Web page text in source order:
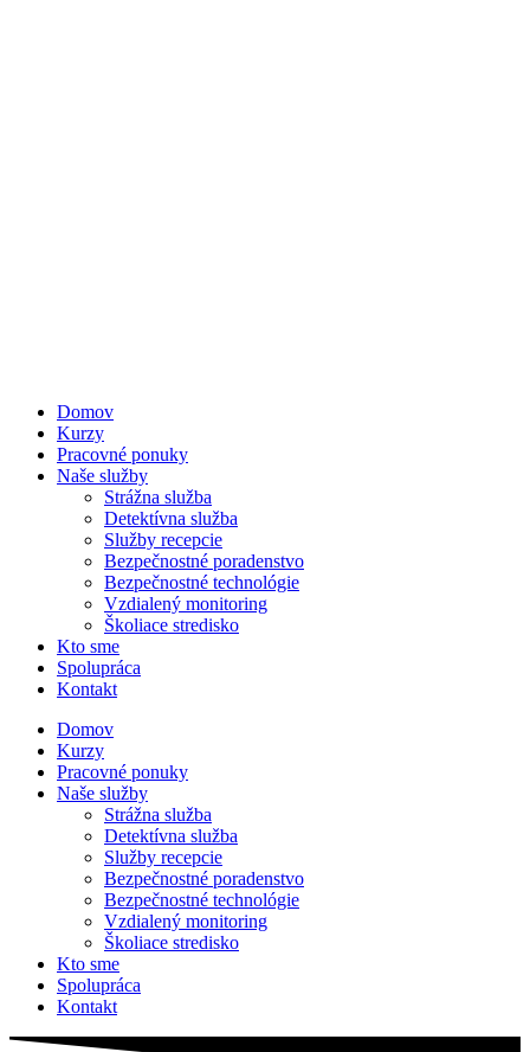
Domov
Kurzy
Pracovné ponuky
Naše služby
Strážna služba
Detektívna služba
Služby recepcie
Bezpečnostné poradenstvo
Bezpečnostné technológie
Vzdialený monitoring
Školiace stredisko
Kto sme
Spolupráca
Kontakt
Domov
Kurzy
Pracovné ponuky
Naše služby
Strážna služba
Detektívna služba
Služby recepcie
Bezpečnostné poradenstvo
Bezpečnostné technológie
Vzdialený monitoring
Školiace stredisko
Kto sme
Spolupráca
Kontakt